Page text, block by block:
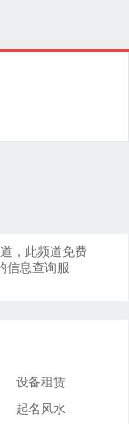
，此频道免费
信息查询服
设备租赁
起名风水